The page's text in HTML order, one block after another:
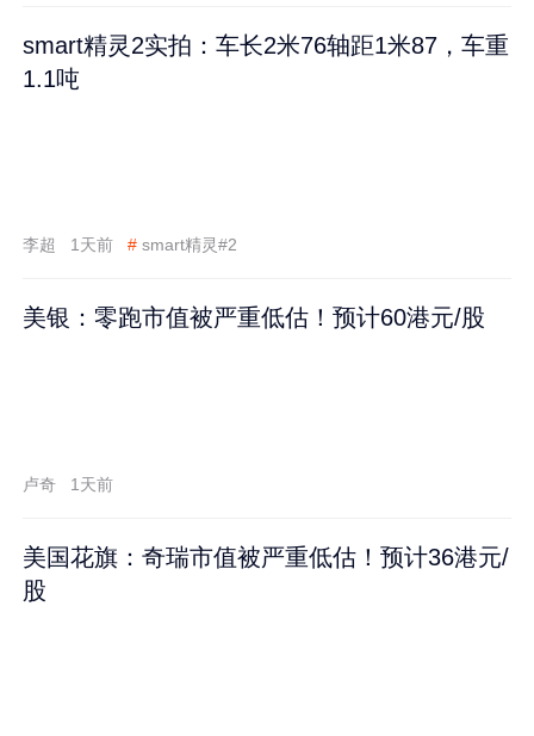
smart精灵2实拍：车长2米76轴距1米87，车重
1.1吨
李超 1天前 # smart精灵#2
美银：零跑市值被严重低估！预计60港元/股
卢奇 1天前
美国花旗：奇瑞市值被严重低估！预计36港元/
股